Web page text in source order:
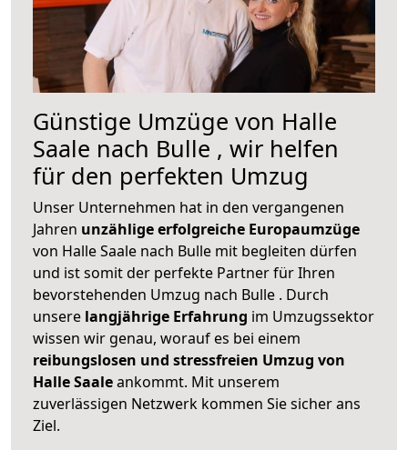
Günstige Umzüge von Halle
Saale nach Bulle , wir helfen
für den perfekten Umzug
Unser Unternehmen hat in den vergangenen
Jahren unzählige erfolgreiche Europaumzüge
von Halle Saale nach Bulle mit begleiten dürfen
und ist somit der perfekte Partner für Ihren
bevorstehenden Umzug nach Bulle . Durch
unsere langjährige Erfahrung im Umzugssektor
wissen wir genau, worauf es bei einem
reibungslosen und stressfreien Umzug von
Halle Saaleankommt. Mit unserem
zuverlässigen Netzwerk kommen Sie sicher ans
Ziel.